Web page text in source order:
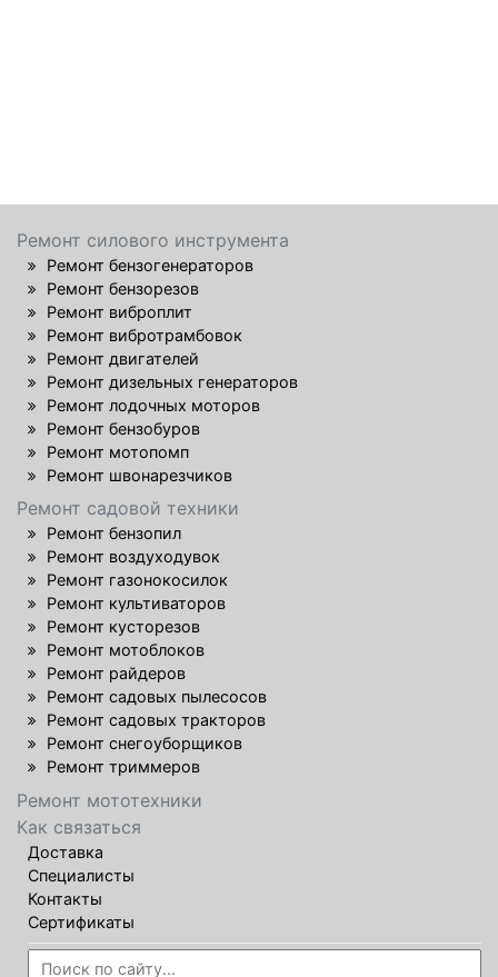
Ремонт силового инструмента
Ремонт бензогенераторов
Ремонт бензорезов
Ремонт виброплит
Ремонт вибротрамбовок
Ремонт двигателей
Ремонт дизельных генераторов
Ремонт лодочных моторов
Ремонт бензобуров
Ремонт мотопомп
Ремонт швонарезчиков
Ремонт садовой техники
Ремонт бензопил
Ремонт воздуходувок
Ремонт газонокосилок
Ремонт культиваторов
Ремонт кусторезов
Ремонт мотоблоков
Ремонт райдеров
Ремонт садовых пылесосов
Ремонт садовых тракторов
Ремонт снегоуборщиков
Ремонт триммеров
Ремонт мототехники
Как связаться
Доставка
Специалисты
Контакты
Сертификаты